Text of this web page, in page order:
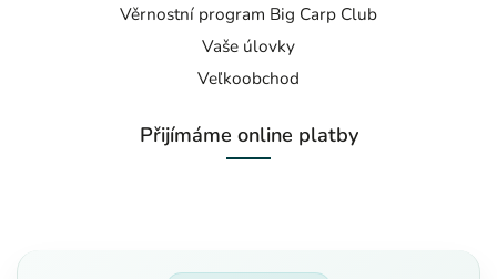
Věrnostní program Big Carp Club
Vaše úlovky
Veľkoobchod
Přijímáme online platby